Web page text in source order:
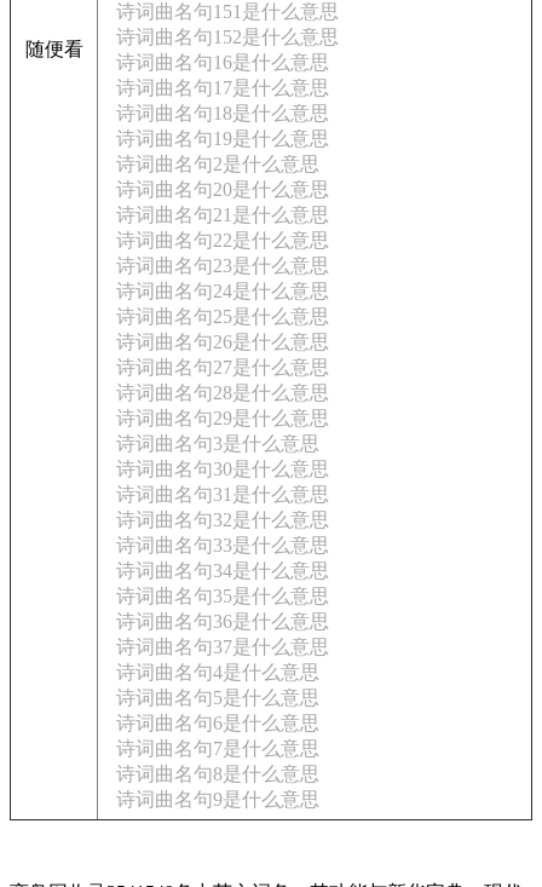
随便看
诗词曲名句151是什么意思
诗词曲名句152是什么意思
诗词曲名句16是什么意思
诗词曲名句17是什么意思
诗词曲名句18是什么意思
诗词曲名句19是什么意思
诗词曲名句2是什么意思
诗词曲名句20是什么意思
诗词曲名句21是什么意思
诗词曲名句22是什么意思
诗词曲名句23是什么意思
诗词曲名句24是什么意思
诗词曲名句25是什么意思
诗词曲名句26是什么意思
诗词曲名句27是什么意思
诗词曲名句28是什么意思
诗词曲名句29是什么意思
诗词曲名句3是什么意思
诗词曲名句30是什么意思
诗词曲名句31是什么意思
诗词曲名句32是什么意思
诗词曲名句33是什么意思
诗词曲名句34是什么意思
诗词曲名句35是什么意思
诗词曲名句36是什么意思
诗词曲名句37是什么意思
诗词曲名句4是什么意思
诗词曲名句5是什么意思
诗词曲名句6是什么意思
诗词曲名句7是什么意思
诗词曲名句8是什么意思
诗词曲名句9是什么意思